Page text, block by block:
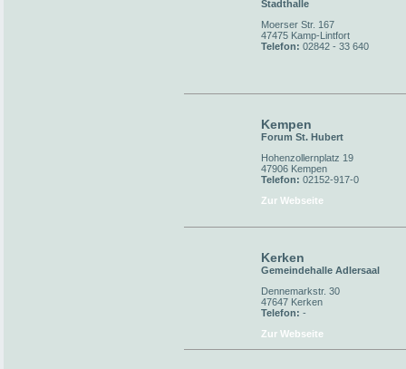
Stadthalle
Moerser Str. 167
47475 Kamp-Lintfort
Telefon: 02842 - 33 640
Kempen
Forum St. Hubert
Hohenzollernplatz 19
47906 Kempen
Telefon: 02152-917-0
Zur Webseite
Kerken
Gemeindehalle Adlersaal
Dennemarkstr. 30
47647 Kerken
Telefon: -
Zur Webseite